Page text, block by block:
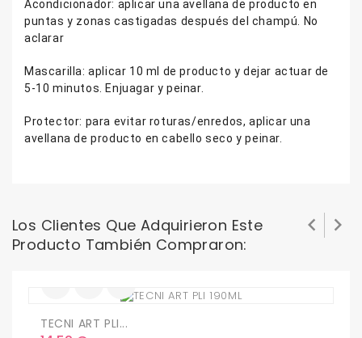
Acondicionador: aplicar una avellana de producto en
puntas y zonas castigadas después del champú. No
aclarar
Mascarilla: aplicar 10 ml de producto y dejar actuar de
5-10 minutos. Enjuagar y peinar.
Protector: para evitar roturas/enredos, aplicar una
avellana de producto en cabello seco y peinar.
Los Clientes Que Adquirieron Este
Producto También Compraron:
TECNI ART PLI...
 